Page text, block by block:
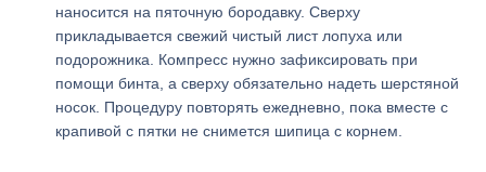
наносится на пяточную бородавку. Сверху
прикладывается свежий чистый лист лопуха или
подорожника. Компресс нужно зафиксировать при
помощи бинта, а сверху обязательно надеть шерстяной
носок. Процедуру повторять ежедневно, пока вместе с
крапивой с пятки не снимется шипица с корнем.